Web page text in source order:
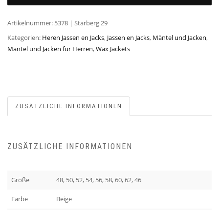
Artikelnummer: 5378 | Starberg 29
Kategorien: Heren Jassen en Jacks, Jassen en Jacks, Mäntel und Jacken,
Mäntel und Jacken für Herren,Wax Jackets
ZUSÄTZLICHE INFORMATIONEN
ZUSÄTZLICHE INFORMATIONEN
Größe 48, 50, 52, 54, 56, 58, 60, 62, 46
Farbe Beige